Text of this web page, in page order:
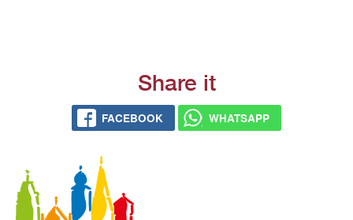
Share it
FACE­BOOK WHATS­APP